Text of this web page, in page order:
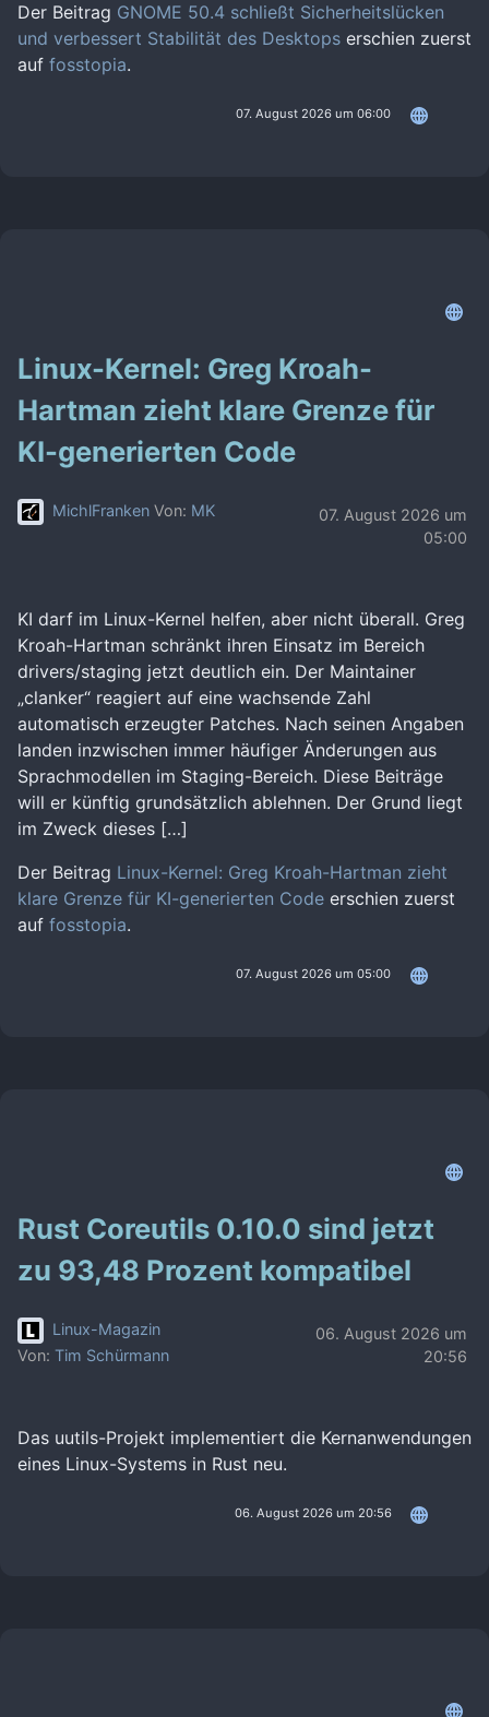
Der Beitrag GNOME 50.4 schließt Sicherheitslücken
und verbessert Stabilität des Desktops erschien zuerst
auf fosstopia.
07. August 2026 um 06:00
Linux-Kernel: Greg Kroah-
Hartman zieht klare Grenze für
KI-generierten Code
MichlFranken Von: MK
07. August 2026 um
05:00
KI darf im Linux-Kernel helfen, aber nicht überall. Greg
Kroah-Hartman schränkt ihren Einsatz im Bereich
drivers/staging jetzt deutlich ein. Der Maintainer
„clanker“ reagiert auf eine wachsende Zahl
automatisch erzeugter Patches. Nach seinen Angaben
landen inzwischen immer häufiger Änderungen aus
Sprachmodellen im Staging-Bereich. Diese Beiträge
will er künftig grundsätzlich ablehnen. Der Grund liegt
im Zweck dieses […]
Der Beitrag Linux-Kernel: Greg Kroah-Hartman zieht
klare Grenze für KI-generierten Code erschien zuerst
auf fosstopia.
07. August 2026 um 05:00
Rust Coreutils 0.10.0 sind jetzt
zu 93,48 Prozent kompatibel
Linux-Magazin
Von: Tim Schürmann
06. August 2026 um
20:56
Das uutils-Projekt implementiert die Kernanwendungen
eines Linux-Systems in Rust neu.
06. August 2026 um 20:56